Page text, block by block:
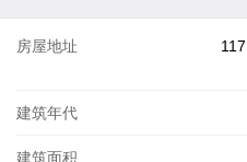
房屋地址
建筑年代
建筑面积